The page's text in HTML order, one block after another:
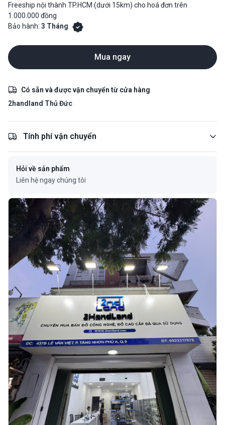
Freeship nội thành TP.HCM (dưới 15km) cho hoá đơn trên
1.000.000 đồng
Bảo hành: 3 Tháng
Mua ngay
Có sẵn và được vận chuyển từ cửa hàng
2handland Thủ Đức
Tính phí vận chuyển
Hỏi về sản phẩm
Liên hệ ngay chúng tôi